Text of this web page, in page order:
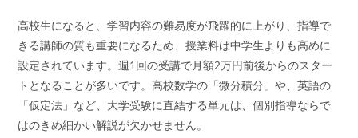
高校生になると、学習内容の難易度が飛躍的に上がり、指導で
きる講師の質も重要になるため、授業料は中学生よりも高めに
設定されています。週1回の受講で月額2万円前後からのスター
トとなることが多いです。高校数学の「微分積分」や、英語の
「仮定法」など、大学受験に直結する単元は、個別指導ならで
はのきめ細かい解説が欠かせません。